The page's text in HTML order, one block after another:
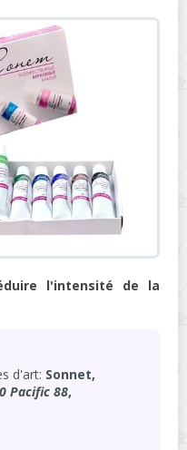
l'intensité de la
d'art: Sonnet,
Pacific 88,